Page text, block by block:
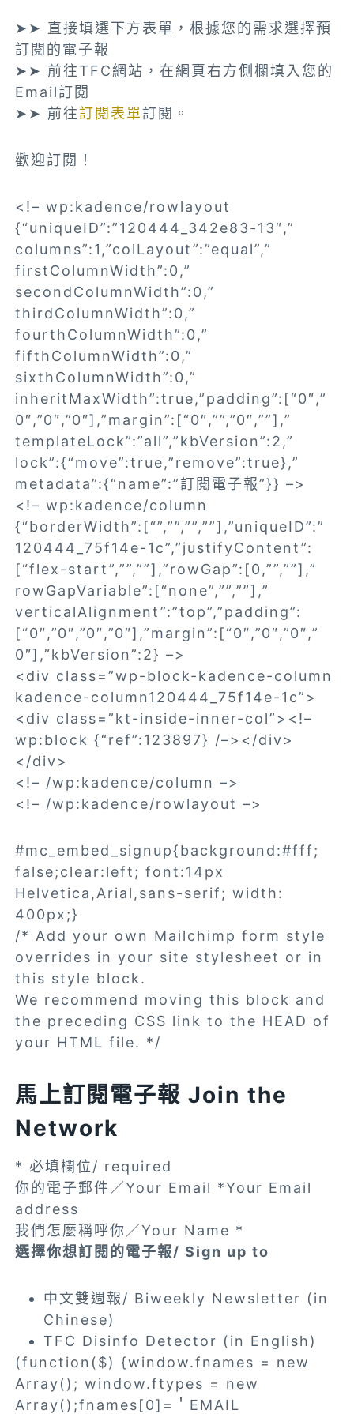
➤➤ 直接填選下方表單，根據您的需求選擇預
訂閱的電子報
➤➤ 前往TFC網站，在網頁右方側欄填入您的
Email訂閱
➤➤ 前往訂閱表單訂閱。
歡迎訂閱！
<!– wp:kadence/rowlayout
{“uniqueID”:”120444_342e83-13″,”
columns”:1,”colLayout”:”equal”,”
firstColumnWidth”:0,”
secondColumnWidth”:0,”
thirdColumnWidth”:0,”
fourthColumnWidth”:0,”
fifthColumnWidth”:0,”
sixthColumnWidth”:0,”
inheritMaxWidth”:true,”padding”:[“0″,”
0″,”0″,”0″],”margin”:[“0″,””,”0″,””],”
templateLock”:”all”,”kbVersion”:2,”
lock”:{“move”:true,”remove”:true},”
metadata”:{“name”:”訂閱電子報”}} –>
<!– wp:kadence/column
{“borderWidth”:[“”,””,””,””],”uniqueID”:”
120444_75f14e-1c”,”justifyContent”:
[“flex-start”,””,””],”rowGap”:[0,””,””],”
rowGapVariable”:[“none”,””,””],”
verticalAlignment”:”top”,”padding”:
[“0″,”0″,”0″,”0″],”margin”:[“0″,”0″,”0″,”
0″],”kbVersion”:2} –>
<div class=”wp-block-kadence-column
kadence-column120444_75f14e-1c”>
<div class=”kt-inside-inner-col”><!–
wp:block {“ref”:123897} /–></div>
</div>
<!– /wp:kadence/column –>
<!– /wp:kadence/rowlayout –>
#mc_embed_signup{background:#fff;
false;clear:left; font:14px
Helvetica,Arial,sans-serif; width:
400px;}
/* Add your own Mailchimp form style
overrides in your site stylesheet or in
this style block.
We recommend moving this block and
the preceding CSS link to the HEAD of
your HTML file. */
馬上訂閱電子報 Join the
Network
* 必填欄位/ required
你的電子郵件／Your Email *Your Email
address
我們怎麼稱呼你／Your Name *
選擇你想訂閱的電子報/ Sign up to
中文雙週報/ Biweekly Newsletter (in
Chinese)
TFC Disinfo Detector (in English)
(function($) {window.fnames = new
Array(); window.ftypes = new
Array();fnames[0]=＇EMAIL